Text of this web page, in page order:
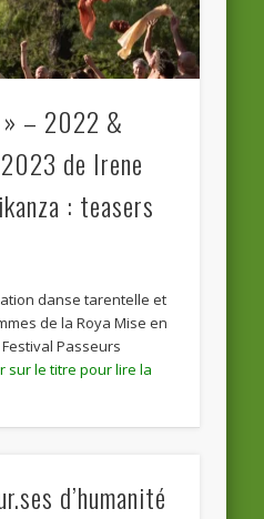
» – 2022 &
de Irene
: teasers
danse tarentelle et
de la Roya Mise en
Passeurs
d’humanité